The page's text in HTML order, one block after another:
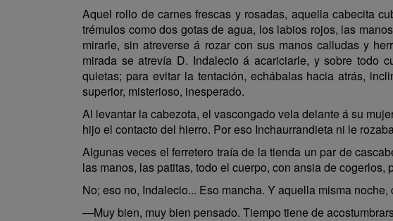
Aquel rollo de carnes frescas y rosadas, aquella cabecita
trémulos como dos gotas de agua, los labios rojos, las
mirarle, sin atreverse á rozar con sus manos calludas y
mirada se atrevía D. Indalecio á acariciarle, y sobre todo
quietas; para evitar la tentación, echábalas hacia atrás,
superior, misterioso, inesperado.
Al levantar la cabezota, el vascongado vela delante á su
hijo el contacto del hierro. Por eso Inchaurrandieta ni le
Algunas veces el ferretero traía de la tienda un par de
las manos, las patitas, todo el cuerpo, con ansia de cogerlos,
No; eso no, Indalecio... Eso mancha. Y aquella misma
—Muy bien, muy bien pensado. Tiempo tiene de